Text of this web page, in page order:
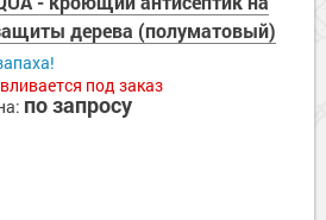
для металла
для фасада
дерева (полуматовый)
под заказ
по запросу